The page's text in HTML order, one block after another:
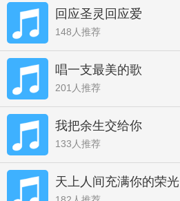
回应圣灵回应爱
148人推荐
唱一支最美的歌
201人推荐
我把余生交给你
133人推荐
天上人间充满你的荣光